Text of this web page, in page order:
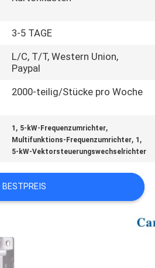
3-5 TAGE
L/C, T/T, Western Union,
Paypal
2000-teilig/Stücke pro Woche
1 , 5-kW-Frequenzumrichter,
Multifunktions-Frequenzumrichter, 1 ,
5-kW-Vektorsteuerungswechselrichter
BESTPREIS